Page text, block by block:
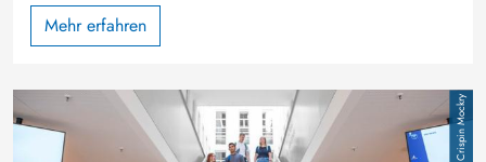
Mehr erfahren
Crispin Mockry